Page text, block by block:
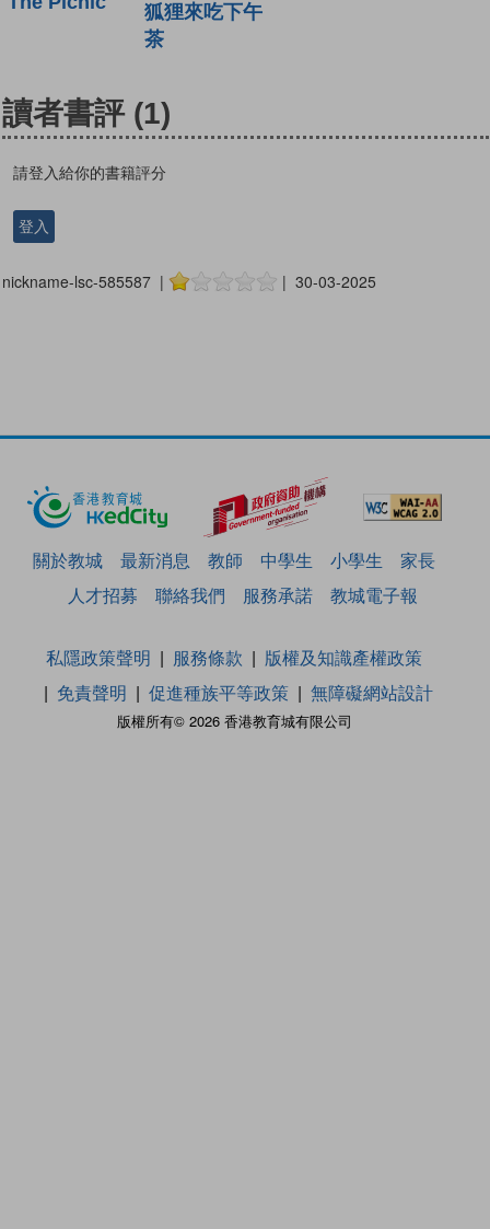
狐狸來吃下午
茶
讀者書評 (1)
請登入給你的書籍評分
登入
nickname-lsc-585587 | | 30-03-2025
關於教城 最新消息 教師 中學生 小學生
家長
人才招募
聯絡我們 服務承諾 教城電子報
版權所有© 2026 香港教育城有限公司
私隱政策聲明 服務條款
版權及知識產權政策
免責聲明
促進種族平等政策 無障礙網站設計